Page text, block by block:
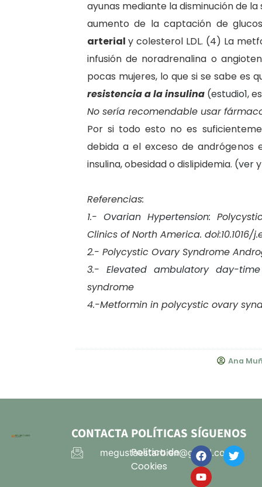
ayunas mediante la disminución de
aumento de la captación de
arterial y colesterol LDL. (4) La
infusión de noradrenalina o
pocas mujeres, lo que si se sabe es
resistencia a la insulina(estudio1,
No sería recomendable usar
Por si todo esto no es
debida a el exceso de andrógenos
insulina, obesidad o dislipidemia. (very
Referencias:
1.- Ovarian Hypertension:
Clinics of North America. doi:10.1016/
2.- Polycystic Ovary Syndrome
3.- Elevated ambulatory day-
syndrome
4.-Metformin in polycystic ovary
Ana
CONTACTA
megustaestarbien@gmail.com
POLÍTICAS
Política de
Cookies
SÍGUENOS